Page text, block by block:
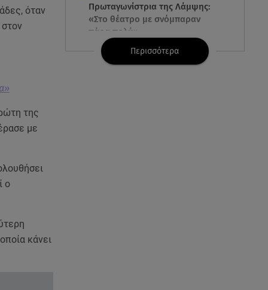
Πρωταγωνίστρια της Λάμψης:
«Στο θέατρο με σνόμπαραν
πάρα πολύ»
08.08.26 , 12:15
Περισσότερα
όταν
της
με
ο
κάνει